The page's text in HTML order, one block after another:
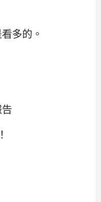
多的。